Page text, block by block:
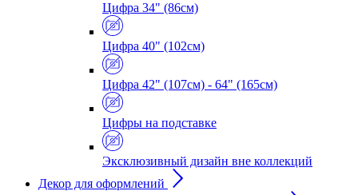
Цифра 34" (86см)
Цифра 40" (102см)
Цифра 42" (107см) - 64" (165см)
Цифры на подставке
Эксклюзивный дизайн вне коллекций
Декор для оформлений